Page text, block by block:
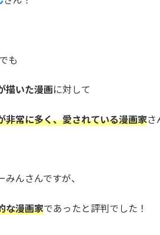
も
描いた漫画に対して
非常に多く、愛されている漫画家さ
んさんですが、
な漫画家であったと評判でした！